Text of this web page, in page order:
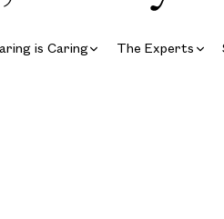
is Caring The Experts